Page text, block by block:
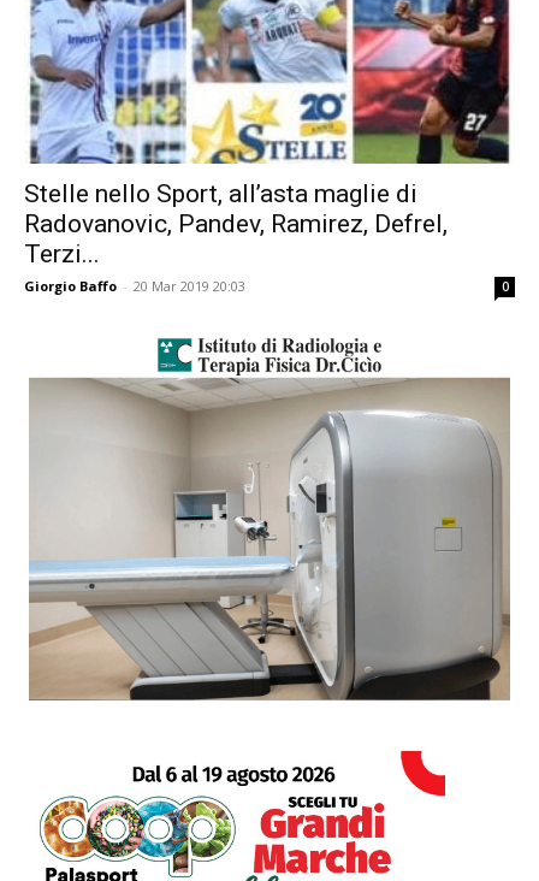
Stelle nello Sport, all’asta maglie di
Radovanovic, Pandev, Ramirez, Defrel,
Terzi...
Giorgio Baffo - 20 Mar 2019 20:03 0